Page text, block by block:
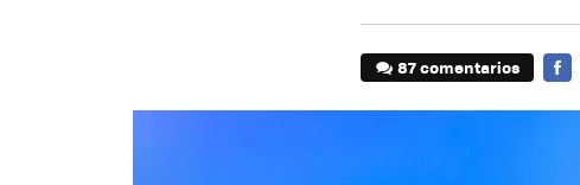
87 comentarios